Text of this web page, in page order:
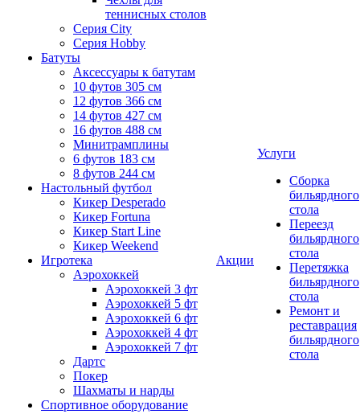
теннисных столов
Серия City
Серия Hobby
Батуты
Аксессуары к батутам
10 футов 305 см
12 футов 366 см
14 футов 427 см
16 футов 488 см
Минитрамплины
6 футов 183 см
8 футов 244 см
Настольный футбол
Кикер Desperado
Кикер Fortuna
Кикер Start Line
Кикер Weekend
Игротека
Аэрохоккей
Аэрохоккей 3 фт
Аэрохоккей 5 фт
Аэрохоккей 6 фт
Аэрохоккей 4 фт
Аэрохоккей 7 фт
Дартс
Покер
Шахматы и нарды
Спортивное оборудование
Акции
Услуги
Сборка
бильярдного
стола
Переезд
бильярдного
стола
Перетяжка
бильярдного
стола
Ремонт и
реставрация
бильярдного
стола